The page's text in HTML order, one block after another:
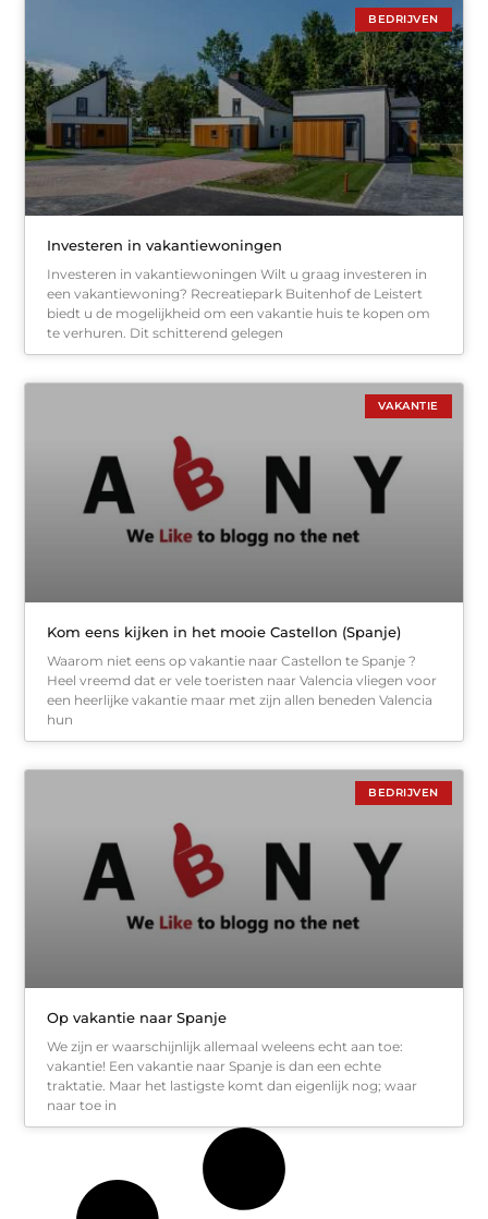
BEDRIJVEN
Investeren in vakantiewoningen
Investeren in vakantiewoningen Wilt u graag investeren in
een vakantiewoning? Recreatiepark Buitenhof de Leistert
biedt u de mogelijkheid om een vakantie huis te kopen om
te verhuren. Dit schitterend gelegen
VAKANTIE
Kom eens kijken in het mooie Castellon (Spanje)
Waarom niet eens op vakantie naar Castellon te Spanje ?
Heel vreemd dat er vele toeristen naar Valencia vliegen voor
een heerlijke vakantie maar met zijn allen beneden Valencia
hun
BEDRIJVEN
Op vakantie naar Spanje
We zijn er waarschijnlijk allemaal weleens echt aan toe:
vakantie! Een vakantie naar Spanje is dan een echte
traktatie. Maar het lastigste komt dan eigenlijk nog; waar
naar toe in